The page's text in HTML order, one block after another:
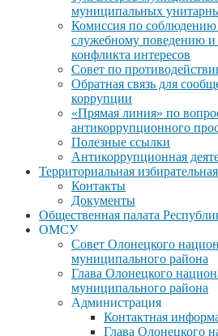
муниципальных
Комиссия по соблюдению
служебному поведению
конфликта интересов
Совет по
Обратная связь для
коррупции
«Прямая линия» по
антикоррупционного
Полезные ссылки
Антикоррупционная
Территориальная
Контакты
Документы
Общественная палата
ОМСУ
Совет Олонецкого
муниципального района
Глава Олонецкого
муниципального района
Администрация
Контактная
Глава Олонецкого